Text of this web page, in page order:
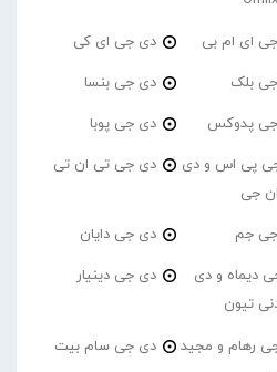
ای ام بی دی جی ای کی
بلک دی جی بنسا
پدوکس دی جی پوبا
پی اس و دی
جی
دی جی تی ان تی
جم دی جی دایان
دیماه و دی
تیون
دی جی دینیار
رهام و مجید
دی جی سام بیت